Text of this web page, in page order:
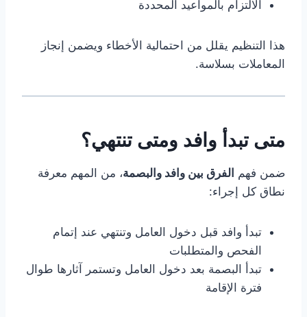
الالتزام بالمواعيد المحددة
هذا التنظيم يقلل من احتمالية الأخطاء ويضمن إنجاز
المعاملات بسلاسة.
متى تبدأ وافد ومتى تنتهي؟
ضمن فهم الفرق بين وافد والبصمة، من المهم معرفة
نطاق كل إجراء:
تبدأ وافد قبل دخول العامل وتنتهي عند إتمام
الفحص والمتطلبات
تبدأ البصمة بعد دخول العامل وتستمر آثارها طوال
فترة الإقامة